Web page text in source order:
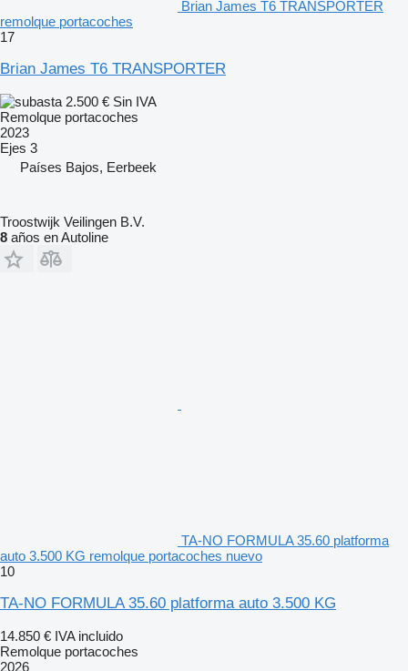
Brian James T6 TRANSPORTER
remolque portacoches
17
Brian James T6 TRANSPORTER
2.500 € Sin IVA
Remolque portacoches
2023
Ejes 3
Países Bajos, Eerbeek
Troostwijk Veilingen B.V.
8 años en Autoline
TA-NO FORMULA 35.60 platforma
auto 3.500 KG remolque portacoches nuevo
10
TA-NO FORMULA 35.60 platforma auto 3.500 KG
14.850 € IVA incluido
Remolque portacoches
2026